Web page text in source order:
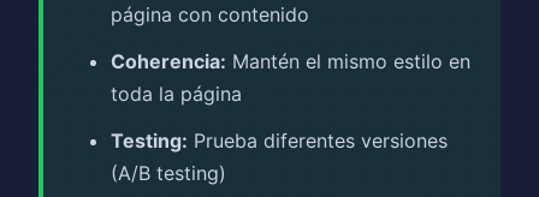
página con contenido
Coherencia: Mantén el mismo estilo en
toda la página
Testing: Prueba diferentes versiones
(A/B testing)